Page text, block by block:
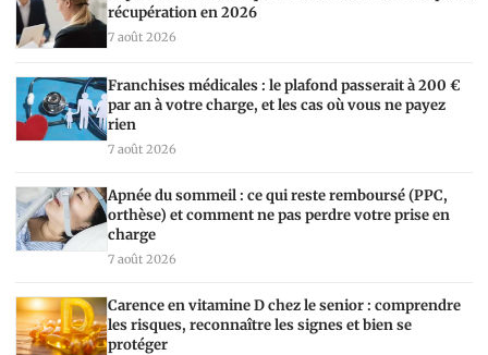
récupération en 2026
7 août 2026
Franchises médicales : le plafond passerait à 200 €
par an à votre charge, et les cas où vous ne payez
rien
7 août 2026
Apnée du sommeil : ce qui reste remboursé (PPC,
orthèse) et comment ne pas perdre votre prise en
charge
7 août 2026
Carence en vitamine D chez le senior : comprendre
les risques, reconnaître les signes et bien se
protéger